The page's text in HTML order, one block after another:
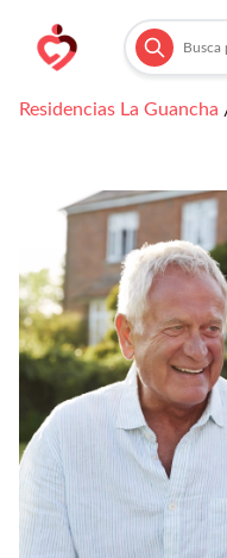
Residencias La Guancha